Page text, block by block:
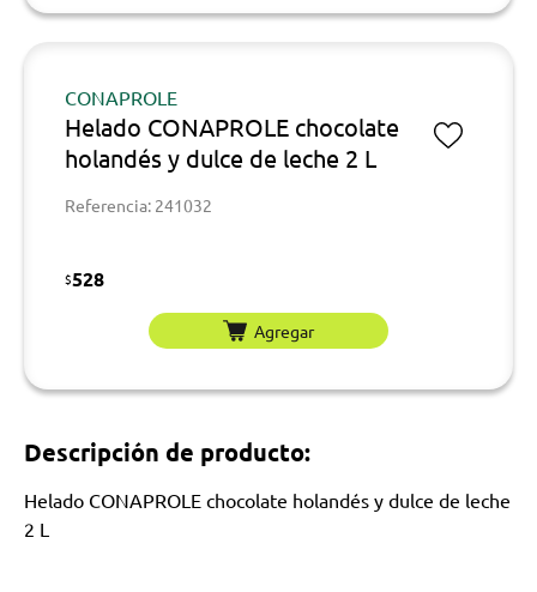
CONAPROLE
Helado CONAPROLE chocolate
holandés y dulce de leche 2 L
Referencia: 241032
$528
Agregar
Descripción de producto:
Helado CONAPROLE chocolate holandés y dulce de leche
2 L